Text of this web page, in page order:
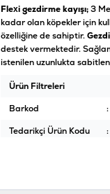
Flexi gezdirme kayışı;3
kadar olan köpekler için
özelliğine de sahiptir.
destek vermektedir.
istenilen uzunlukta
Ürün Filtreleri
Barkod
:
Tedarikçi Ürün Kodu
: